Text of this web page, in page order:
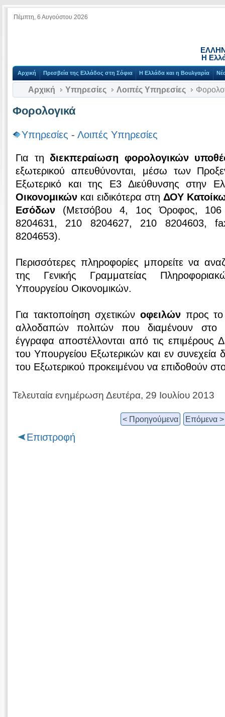
Πέμπτη, 6 Αυγούστου 2026
Η
Αρχική Πρεσβεία της Ελλάδος στη Σόφια Η Ελλάδα και η Βουλγαρία
Αρχική Υπηρεσίες Λοιπές Υπηρεσίες
Φορολογικά
Υπηρεσίες - Λοιπές Υπηρεσίες
Για τηδιεκπεραίωση φορολογικών
εξωτερικού απευθύνονται, μέσω των
Εξωτερικό και της Ε3 Διεύθυνσης στην
Οικονομικών και ειδικότερα στη ΔΟΥ
Εσόδων (Μετσόβου 4, 1ος Όροφος,
8204631, 210 8204627, 210 8204603,
8204653).
Περισσότερες πληροφορίες μπορείτε να
της Γενικής Γραμματείας
Υπουργείου Οικονομικών.
Για τακτοποίηση σχετικών οφειλώνπρος το
αλλοδαπών πολιτών που διαμένουν στο
έγγραφα αποστέλλονται από τις επιμέρους
του Υπουργείου Εξωτερικών και εν συνεχεία
του Εξωτερικού προκειμένου να επιδοθούν
Τελευταία ενημέρωση Δευτέρα, 29 Ιουλίου 2013
< Προηγούμενα Επόμενα >
Επιστροφή